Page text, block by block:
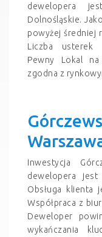
dewelopera
Dolnośląskie.
powyżej średniej
Liczba usterek
Pewny Lokal
zgodna z
Inwestycja
dewelopera jest
Obsługa klienta
Współpraca z
Deweloper
wykańczania